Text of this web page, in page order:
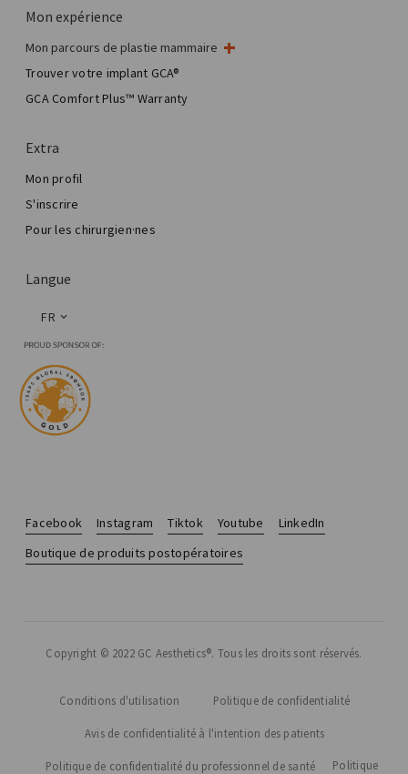
Mon expérience
Mon parcours de plastie mammaire
Ma chirurgie mammaire
Chirurgie esthétique mammaire
Total Breast Reconstruction™
Trouver votre implant GCA®
GCA Comfort Plus™ Warranty
Extra
Mon profil
S'inscrire
Pour les chirurgien·nes
Langue
FR
Facebook Instagram Tiktok Youtube
LinkedIn
Boutique de produits postopératoires
Copyright © 2022 GC Aesthetics®. Tous les droits sont réservés.
Conditions d'utilisation Politique de confidentialité
Avis de confidentialité à l'intention des patients
Politique de confidentialité du professionnel de santé Politique